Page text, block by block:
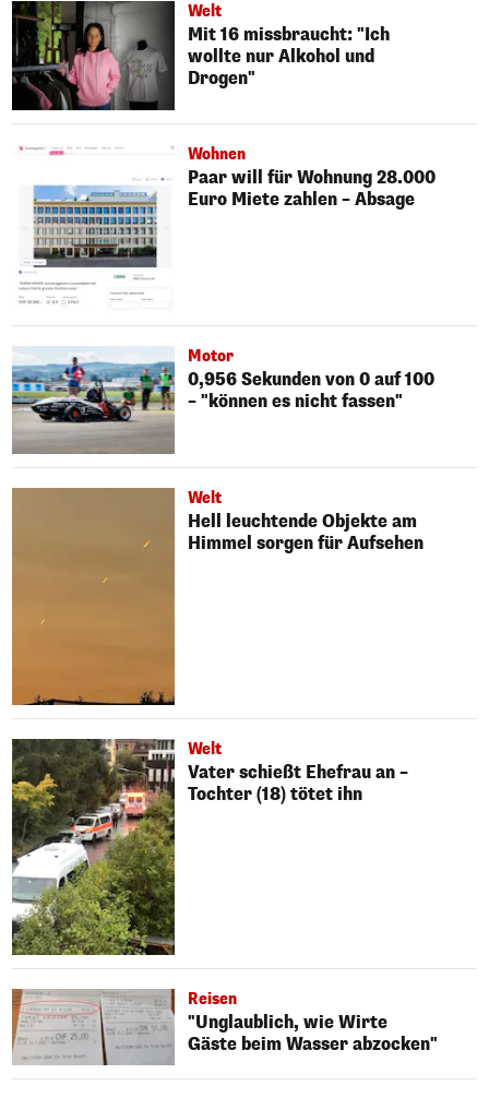
Welt
Mit 16 missbraucht: "Ich
wollte nur Alkohol und
Drogen"
Wohnen
Paar will für Wohnung 28.000
Euro Miete zahlen – Absage
Motor
0,956 Sekunden von 0 auf 100
– "können es nicht fassen"
Welt
Hell leuchtende Objekte am
Himmel sorgen für Aufsehen
Welt
Vater schießt Ehefrau an –
Tochter (18) tötet ihn
Reisen
"Unglaublich, wie Wirte
Gäste beim Wasser abzocken"